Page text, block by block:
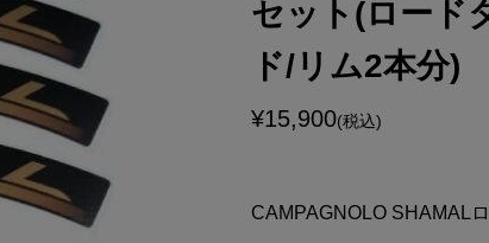
転写ステッカー(太文字フォ
ントタイプ/イエロー)
¥1,600(税込)
ィ
ザ
Off Road(オフロード)(1/24...
セット(ロード
ド/リム2本分)
¥15,900(税込)
CAMPAGNOLO SHAMAL